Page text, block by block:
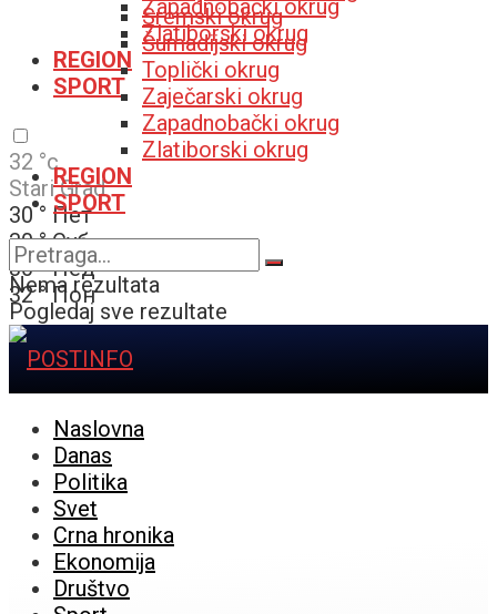
Zapadnobački okrug
Zlatiborski okrug
REGION
SPORT
32 °c
Stari Grad
30 ° Пет
30 ° Суб
30 ° Нед
32 ° Пон
Sremski okrug
Šumadijski okrug
Toplički okrug
Zaječarski okrug
Zapadnobački okrug
Zlatiborski okrug
REGION
SPORT
Nema rezultata
Pogledaj sve rezultate
Naslovna
Danas
Politika
Svet
Crna hronika
Ekonomija
Društvo